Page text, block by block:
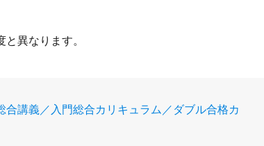
異なります。
合講義／入門総合カリキュラム／ダブル合格カ